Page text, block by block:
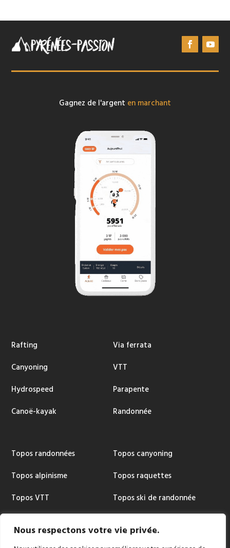
Nous respectons votre vie privée.
Gagnez de l'argent en marchant
Rafting
Canyoning
Hydrospeed
Canoë-kayak
Via ferrata
VTT
Parapente
Randonnée
Topos randonnées
Topos alpinisme
Topos VTT
Topos canyoning
Topos raquettes
Topos ski de randonnée